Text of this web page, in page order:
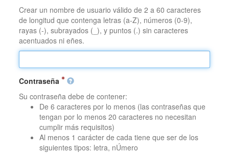
Crear un nombre de usuario válido de 2 a 60 caracteres
de longitud que contenga letras (a-Z), números (0-9),
rayas (-), subrayados (_), y puntos (.) sin caracteres
acentuados ni eñes.
Contraseña
Su contraseña debe de contener:
De 6 caracteres por lo menos (las contraseñas que
tengan por lo menos 20 caracteres no necesitan
cumplir más requisitos)
Al menos 1 carácter de cada tiene que ser de los
siguientes tipos: letra, nÚmero